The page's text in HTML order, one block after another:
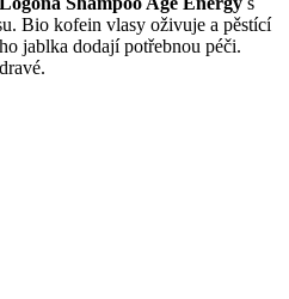
Bio kofein vlasy oživuje a pěstící
jablka dodají potřebnou péči.